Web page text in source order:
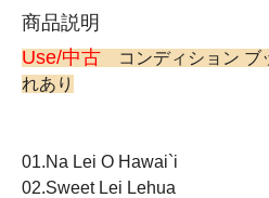
商品説明
Use/中古 コンディション ブ
れあり
01.Na Lei O Hawai`i
02.Sweet Lei Lehua